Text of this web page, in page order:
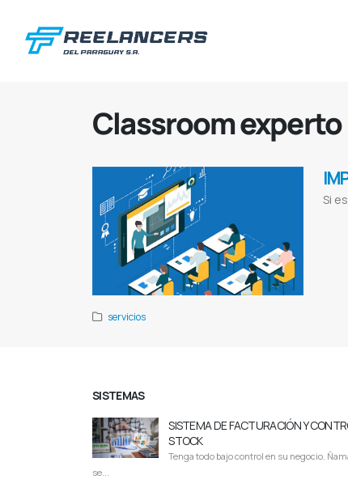
Classroom experto
Si
servicios
SISTEMAS
SISTEMA DE FACTURACIÓN Y
STOCK
Tenga todo bajo control en su negocio.
se...